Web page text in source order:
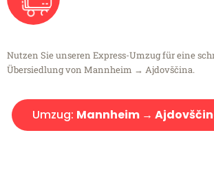
Nutzen Sie unseren Express-Umzug für eine
Übersiedlung von Mannheim → Ajdovščina.
Umzug: Mannheim →